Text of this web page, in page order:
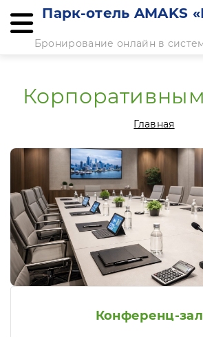
Парк-отель AMAKS
Бронирование онлайн в
Главная
Конференц-